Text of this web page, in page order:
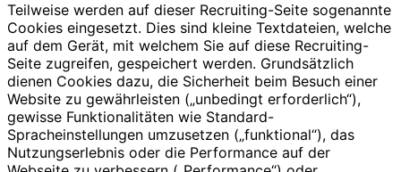
Teilweise werden auf dieser Recruiting-Seite sogenannte
Cookies eingesetzt. Dies sind kleine Textdateien, welche
auf dem Gerät, mit welchem Sie auf diese Recruiting-
Seite zugreifen, gespeichert werden. Grundsätzlich
dienen Cookies dazu, die Sicherheit beim Besuch einer
Website zu gewährleisten („unbedingt erforderlich“),
gewisse Funktionalitäten wie Standard-
Spracheinstellungen umzusetzen („funktional“), das
Nutzungserlebnis oder die Performance auf der